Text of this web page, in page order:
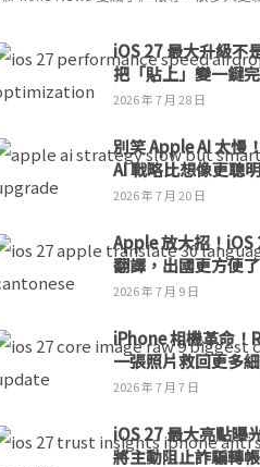
iOS 27 最大升級不
把「貼上」變一鍵
2026 年 7 月 28 日
別笑 Apple AI 太慢
AI 戰略比想像更聰明
2026 年 7 月 20 日
Apple 放大招！iOS
翻譯，出國更方便了
2026 年 7 月 9 日
iPhone 相機革命！
一張照片救回更多
2026 年 7 月 7 日
iOS 27 最大亮點曝
將主動阻止詐騙轉帳